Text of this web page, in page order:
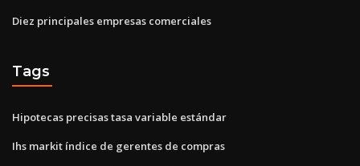
Diez principales empresas comerciales
Tags
Hipotecas precisas tasa variable estándar
Ihs markit índice de gerentes de compras